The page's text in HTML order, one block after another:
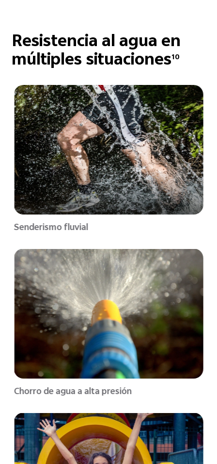
Resistencia al aguaen
múltiples situaciones10
Senderismo fluvial
Chorro de agua a alta presión